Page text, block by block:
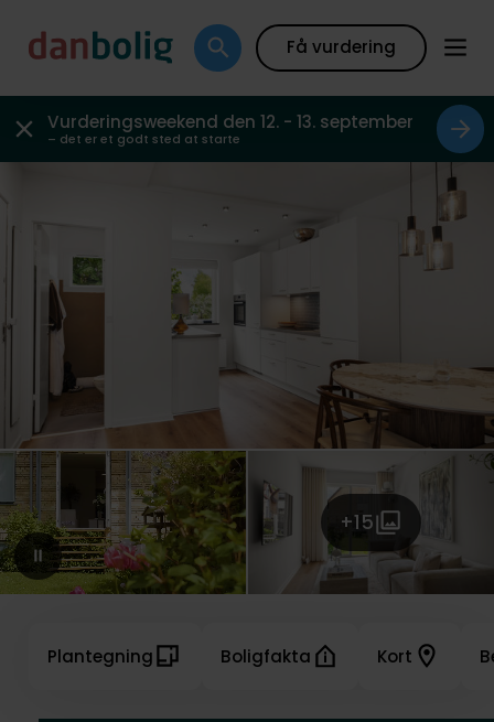
Få vurdering
Vurderingsweekend den 12. - 13. september
– det er et godt sted at starte
+15
Plantegning Boligfakta Kort
Galleri Plantegning Boligfakta Kort